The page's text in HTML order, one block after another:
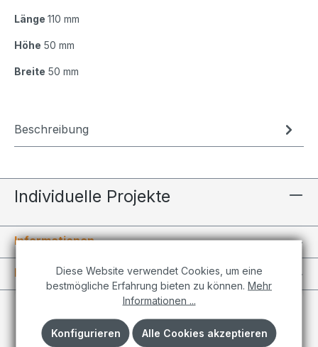
Länge 110 mm
Höhe 50 mm
Breite 50 mm
Beschreibung
Individuelle Projekte
Informationen
KundenkontoDiese Website verwendet Cookies, um eine
bestmögliche Erfahrung bieten zu können. Mehr
Informationen ...
Konfigurieren Alle Cookies akzeptieren